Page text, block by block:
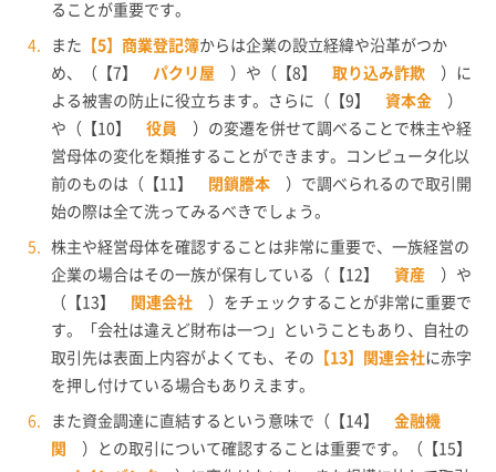
ることが重要です。
また 【5】商業登記簿からは企業の設立経緯や沿革がつか
め、（【7】
パクリ屋 ）や（【8】 取り込み詐欺 ）に
よる被害の防止に役立ちます。さらに（【9】
資本金 ）
や（【10】
役員 ）の変遷を併せて調べることで株主や経
営母体の変化を類推することができます。コンピュータ化以
前のものは（【11】
閉鎖謄本 ）で調べられるので取引開
始の際は全て洗ってみるべきでしょう。
株主や経営母体を確認することは非常に重要で、一族経営の
企業の場合はその一族が保有している（【12】
資産 ）や
（【13】
関連会社 ）をチェックすることが非常に重要で
す。「会社は違えど財布は一つ」ということもあり、自社の
取引先は表面上内容がよくても、その 【13】関連会社に赤字
を押し付けている場合もありえます。
また資金調達に直結するという意味で（【14】
金融機
関 ）との取引について確認することは重要です。（【15】